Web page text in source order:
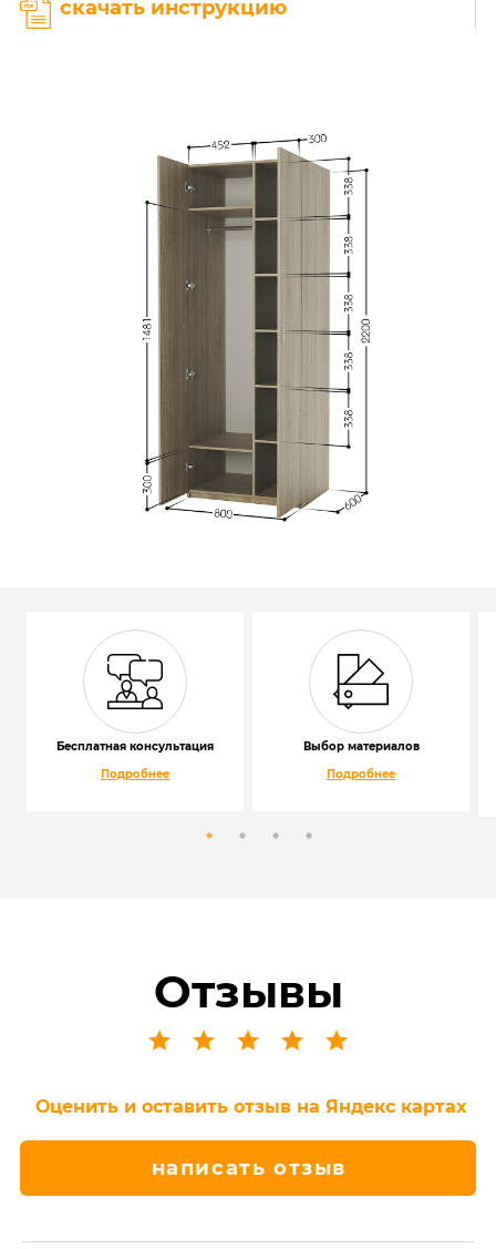
скачать инструкцию
Бесплатная консультация
Подробнее
Выбор материалов
Подробнее
Отзывы
Оценить и оставить отзыв на Яндекс картах
написать отзыв